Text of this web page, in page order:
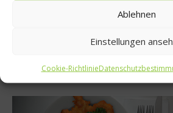
Ablehnen
Einstellungen
Cookie-Richtlinie
Was isst Deutschland